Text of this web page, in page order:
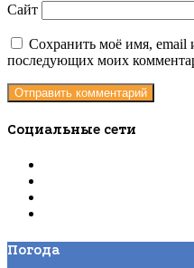
Сайт
Сохранить моё имя, email
последующих моих
Социальные сети
Погода